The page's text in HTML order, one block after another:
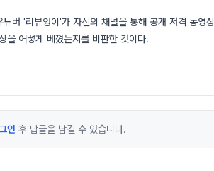
버 '리뷰엉이'가 자신의 채널을 통해 공개 저격 동영
을 어떻게 베꼈는지를 비판한 것이다.
인 후 답글을 남길 수 있습니다.